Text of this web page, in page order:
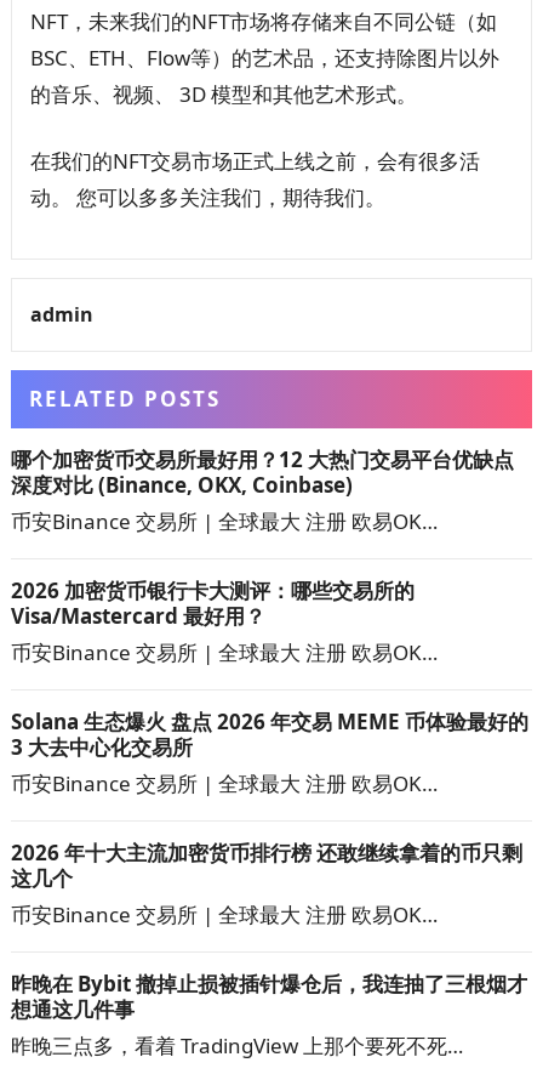
NFT，未来我们的NFT市场将存储来自不同公链（如
BSC、ETH、Flow等）的艺术品，还支持除图片以外
的音乐、视频、 3D 模型和其他艺术形式。
在我们的NFT交易市场正式上线之前，会有很多活
动。 您可以多多关注我们，期待我们。
admin
RELATED POSTS
哪个加密货币交易所最好用？12 大热门交易平台优缺点
深度对比 (Binance, OKX, Coinbase)
币安Binance 交易所 | 全球最大 注册 欧易OK…
2026 加密货币银行卡大测评：哪些交易所的
Visa/Mastercard 最好用？
币安Binance 交易所 | 全球最大 注册 欧易OK…
Solana 生态爆火 盘点 2026 年交易 MEME 币体验最好的
3 大去中心化交易所
币安Binance 交易所 | 全球最大 注册 欧易OK…
2026 年十大主流加密货币排行榜 还敢继续拿着的币只剩
这几个
币安Binance 交易所 | 全球最大 注册 欧易OK…
昨晚在 Bybit 撤掉止损被插针爆仓后，我连抽了三根烟才
想通这几件事
昨晚三点多，看着 TradingView 上那个要死不死…